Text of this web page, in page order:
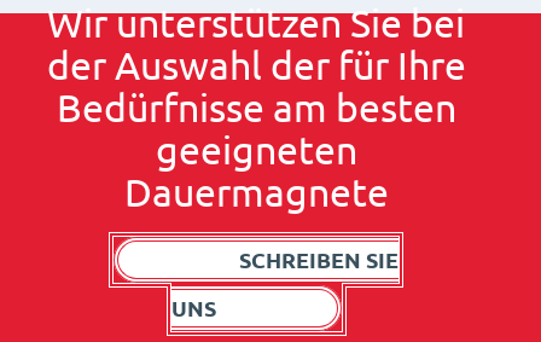
Wir unterstützen Sie bei
der Auswahl der für Ihre
Bedürfnisse am besten
geeigneten
Dauermagnete
SCHREIBEN SIE
UNS